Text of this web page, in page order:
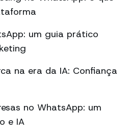
um guia prático
na era da IA: Confiança
no WhatsApp: um
e IA